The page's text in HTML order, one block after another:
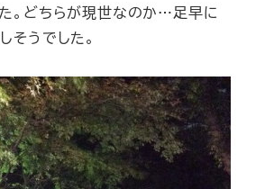
。どちらが現世なのか…足早に
そうでした。